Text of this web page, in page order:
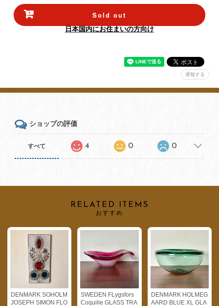
Sold out
日本国内にお住まいの方向け
通報する
ショップの評価
すべて 4 0 0
RELATED ITEMS
おすすめ
DENMARK SOHOLM
JOSEPH SIMON FLO
SWEDEN FLygsfors
Coquiile GLASS TRA
DENMARK HOLMEG
AARD BLUE XL GLA